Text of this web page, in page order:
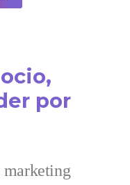
por
marketing